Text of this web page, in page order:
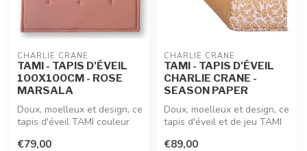
CHARLIE CRANE
TAMI - TAPIS D'ÉVEIL
100X100CM - ROSE
MARSALA
Doux, moelleux et design, ce
tapis d'éveil TAMI couleur
€79,00
CHARLIE CRANE
TAMI - TAPIS D'ÉVEIL
CHARLIE CRANE -
SEASON PAPER
Doux, moelleux et design, ce
tapis d'éveil et de jeu TAMI
€89,00